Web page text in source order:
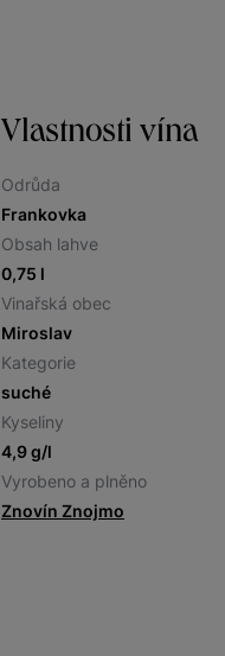
Vlastnosti vína
Odrůda
Frankovka
Obsah lahve
0,75 l
Vinařská obec
Miroslav
Kategorie
suché
Kyseliny
4,9 g/l
Vyrobeno a plněno
Znovín Znojmo